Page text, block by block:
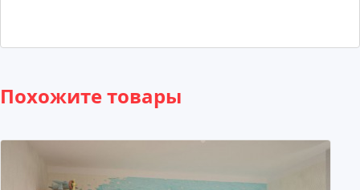
Похожите товары